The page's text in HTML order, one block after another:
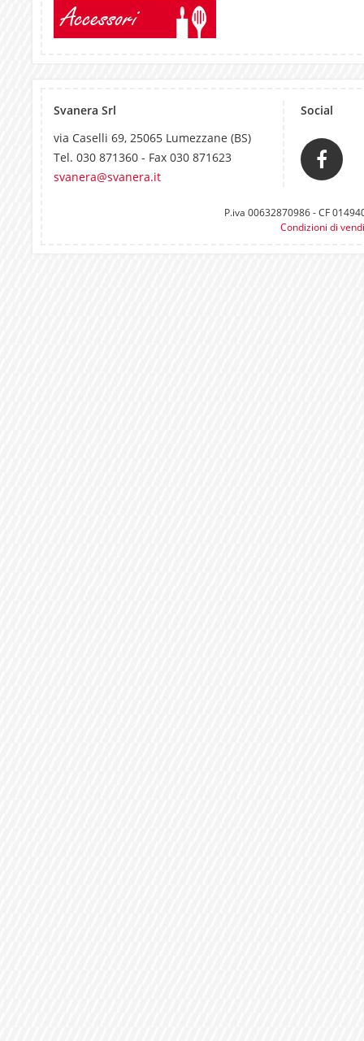
Accessori
Svanera Srl
via Caselli 69, 25065 Lumezzane (BS)
Tel. 030 871360 - Fax 030 871623
svanera@svanera.it
Social
P.iva 00632870986 - CF
Condizioni di